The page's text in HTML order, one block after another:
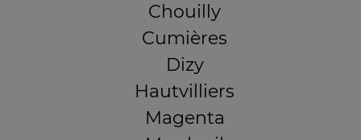
Chouilly
Cumières
Dizy
Hautvilliers
Magenta